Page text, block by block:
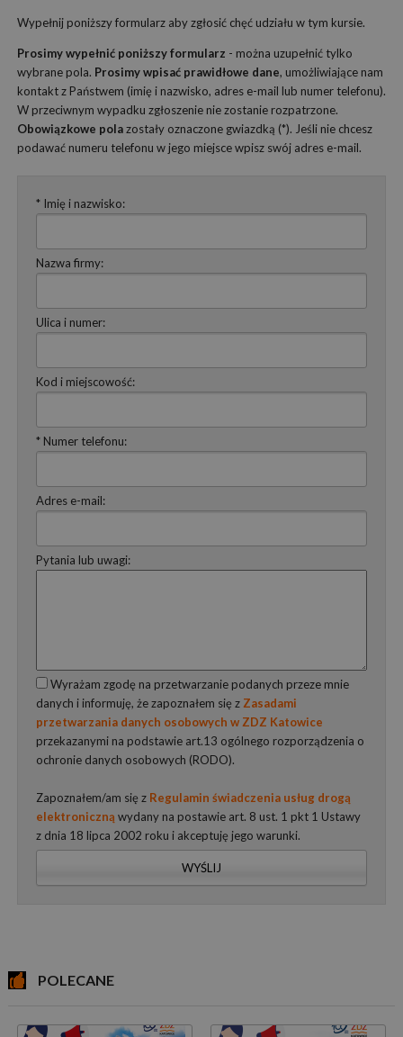
Wypełnij poniższy formularz aby zgłosić chęć udziału w tym kursie.
Prosimy wypełnić poniższy formularz - można uzupełnić tylko
wybrane pola. Prosimy wpisać prawidłowe dane, umożliwiające nam
kontakt z Państwem (imię i nazwisko, adres e-mail lub numer telefonu).
W przeciwnym wypadku zgłoszenie nie zostanie rozpatrzone.
Obowiązkowe polazostały oznaczone gwiazdką (*). Jeśli nie chcesz
podawać numeru telefonu w jego miejsce wpisz swój adres e-mail.
* Imię i nazwisko:
Nazwa firmy:
Ulica i numer:
Kod i miejscowość:
* Numer telefonu:
Adres e-mail:
Pytania lub uwagi:
Wyrażam zgodę na przetwarzanie podanych przeze mnie
danych i informuję, że zapoznałem się z Zasadami
przetwarzania danych osobowych w ZDZ Katowice
przekazanymi na podstawie art.13 ogólnego rozporządzenia o
ochronie danych osobowych (RODO).
Zapoznałem/am się z Regulamin świadczenia usług drogą
elektroniczną wydany na postawie art. 8 ust. 1 pkt 1 Ustawy
z dnia 18 lipca 2002 roku i akceptuję jego warunki.
WYŚLIJ
POLECANE